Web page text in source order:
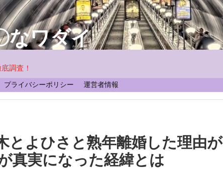
なワダイ
調査！
プライバシーポリシー 運営者情報
とよひさと熟年離婚した理由が
真実になった経緯とは